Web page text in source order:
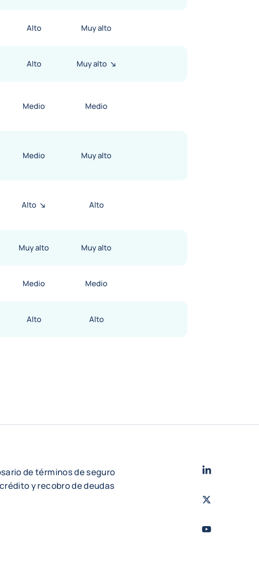
Alto Muy alto
Alto Muy alto
Medio Medio
Medio Muy alto
Alto Alto
Muy alto Muy alto
Medio Medio
Alto Alto
de términos de seguro
y recobro de deudas
LinkedIn
Twitter
Youtube